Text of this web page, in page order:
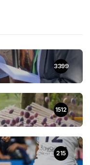
3399
1512
215